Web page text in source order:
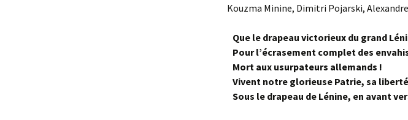
Kouzma Minine, Dimitri Pojarski,
Que le drapeau victorieux du grand
Pour l’écrasement complet des
Mort aux usurpateurs allemands !
Vivent notre glorieuse Patrie, sa
Sous le drapeau de Lénine, en avant